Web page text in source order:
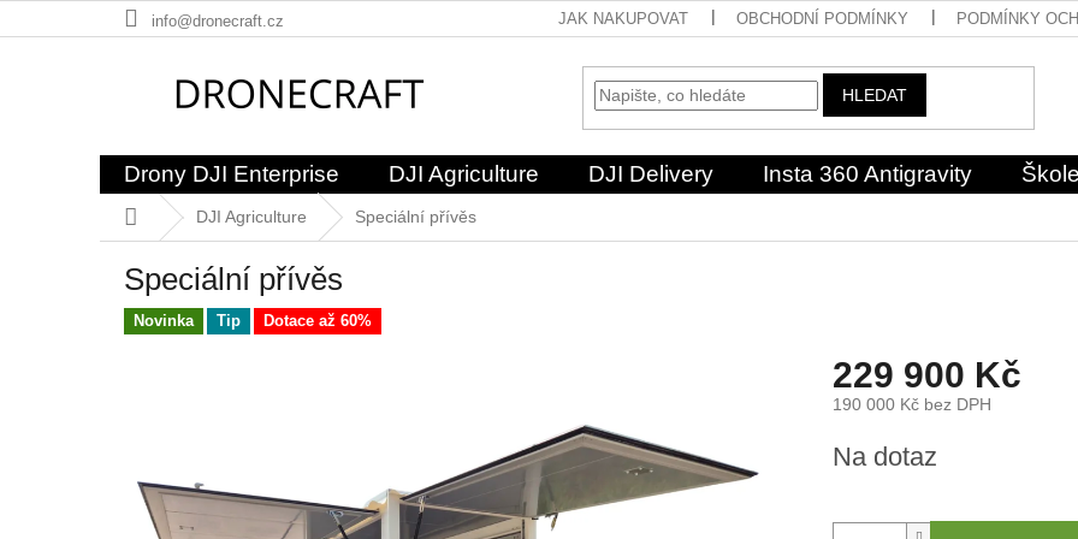
na
info@dronecraft.cz JAK NAKUPOVAT OBCHODNÍ PODMÍNKY PODMÍNKY
HLEDAT
Drony DJI Enterprise DJI Agriculture DJI Delivery Insta 360 Antigravity
Domů DJI Agriculture Speciální přívěs
Speciální přívěs
Novinka Tip Dotace až 60%
229 900 Kč
190 000 Kč bez DPH
cena:
Na dotaz